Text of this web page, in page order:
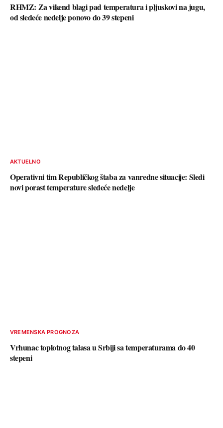
RHMZ: Za vikend blagi pad temperatura i pljuskovi na jugu,
od sledeće nedelje ponovo do 39 stepeni
AKTUELNO
Operativni tim Republičkog štaba za vanredne situacije: Sledi
novi porast temperature sledeće nedelje
VREMENSKA PROGNOZA
Vrhunac toplotnog talasa u Srbiji sa temperaturama do 40
stepeni